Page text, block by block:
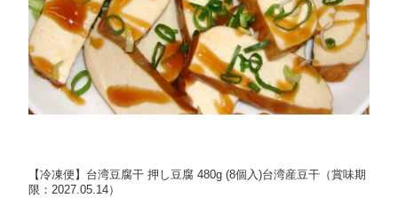
【冷凍便】台湾豆腐干 押し豆腐 480g (8個入)台湾産豆干（賞味期
限：2027.05.14）